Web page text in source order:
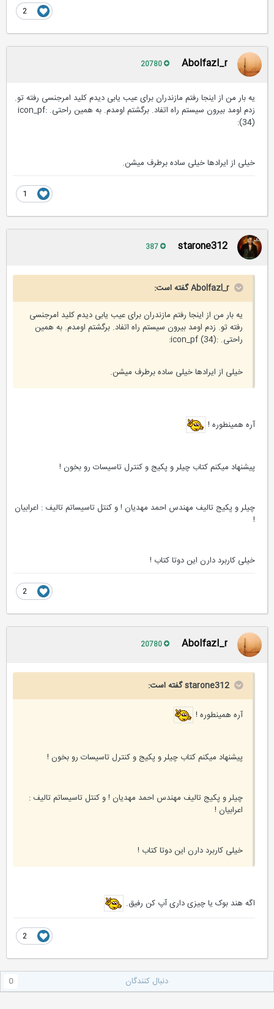
Abolfazl_r
یه بار من از اینجا رفتم مازندران برای عیب یابی دیدم کلید امرجنسی رفته تو.
زدم اومد بیرون سیستم راه اتفاد. برگشتم اومدم. به همین راحتی. :icon_pf
(34):
خیلی از ایرادها خیلی ساده برطرف میشن.
starone312
Abolfazl_r گفته است:
یه بار من از اینجا رفتم مازندران برای عیب یابی دیدم کلید امرجنسی
رفته تو. زدم اومد بیرون سیستم راه اتفاد. برگشتم اومدم. به همین
راحتی. :icon_pf (34):
خیلی از ایرادها خیلی ساده برطرف میشن.
آره همینطوره !
پیشنهاد میکنم کتاب چیلر و پکیج و کنترل تاسیسات رو بخون !
چیلر و پکیج تالیف مهندس احمد مهدیان !‌ و کنتل تاسیساتم تالیف : اعرابیان
خیلی کاربرد دارن این دوتا کتاب !
Abolfazl_r
starone312 گفته است:
آره همینطوره !
پیشنهاد میکنم کتاب چیلر و پکیج و کنترل تاسیسات رو بخون !
چیلر و پکیج تالیف مهندس احمد مهدیان !‌ و کنتل تاسیساتم تالیف :
اعرابیان !
خیلی کاربرد دارن این دوتا کتاب !
اگه هند بوک یا چیزی داری آپ کن رفیق.
دنبال کنندگان